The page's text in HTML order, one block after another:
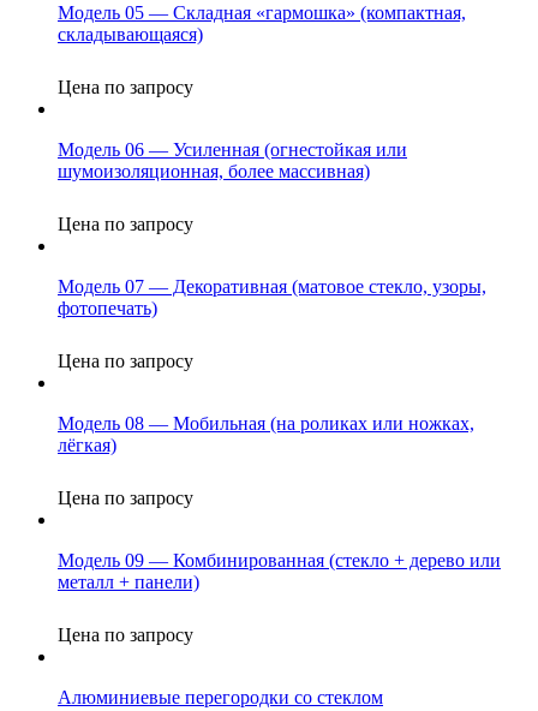
Модель 05 — Складная «гармошка» (компактная,
складывающаяся)
Цена по запросу
Модель 06 — Усиленная (огнестойкая или
шумоизоляционная, более массивная)
Цена по запросу
Модель 07 — Декоративная (матовое стекло, узоры,
фотопечать)
Цена по запросу
Модель 08 — Мобильная (на роликах или ножках,
лёгкая)
Цена по запросу
Модель 09 — Комбинированная (стекло + дерево или
металл + панели)
Цена по запросу
Алюминиевые перегородки со стеклом